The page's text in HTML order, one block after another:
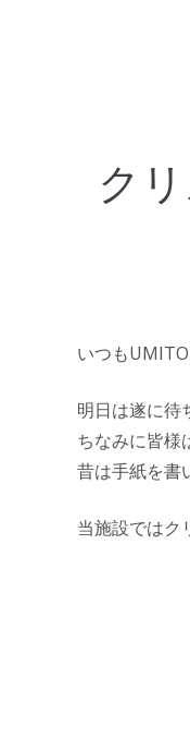
VOYAGE ATAMI
ク
いつもUMITO
明日は遂に待
ちなみに皆様
昔は手紙を書
当施設ではク